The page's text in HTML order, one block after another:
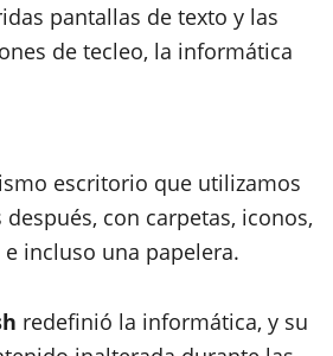
pantallas de texto y las
de tecleo, la informática
escritorio que utilizamos
con carpetas, iconos,
incluso una papelera.
redefinió la informática, y su